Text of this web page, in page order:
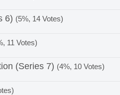
6) (5%, 14 Votes)
11 Votes)
(Series 7) (4%, 10 Votes)